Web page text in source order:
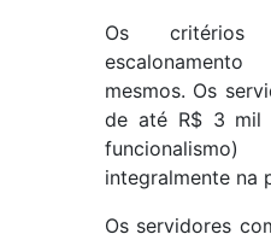
Os critérios
mesmos. Os
de até R$ 3 mil
integralmente na
Os servidores